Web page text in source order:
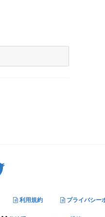
利用規約 プライバシー